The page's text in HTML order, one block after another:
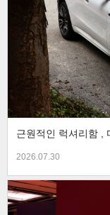
근원적인 럭셔리함 ,
2026.07.30